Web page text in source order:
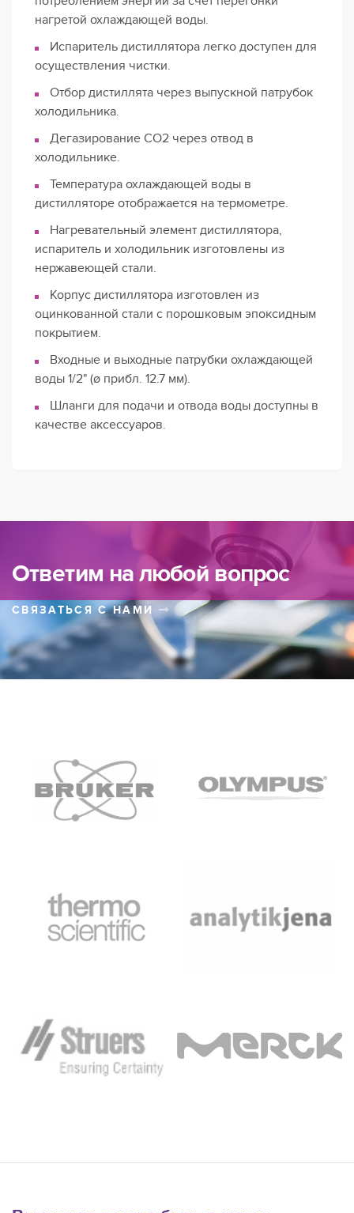
нагретой охлаждающей воды.
Испаритель дистиллятора легко доступен для
осуществления чистки.
Отбор дистиллята через выпускной патрубок
холодильника.
Дегазирование CO2 через отвод в
холодильнике.
Температура охлаждающей воды в
дистилляторе отображается на термометре.
Нагревательный элемент дистиллятора,
испаритель и холодильник изготовлены из
нержавеющей стали.
Корпус дистиллятора изготовлен из
оцинкованной стали с порошковым эпоксидным
покрытием.
Входные и выходные патрубки охлаждающей
воды 1/2" (ø прибл. 12.7 мм).
Шланги для подачи и отвода воды доступны в
качестве аксессуаров.
Ответим на любой вопрос
СВЯЗАТЬСЯ С НАМИ